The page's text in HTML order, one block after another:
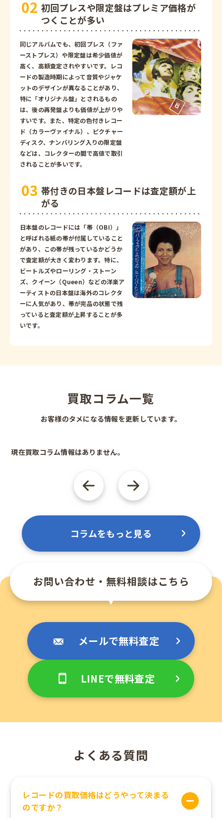
初回プレスや限定盤はプレミア価格が
つくことが多い
同じアルバムでも、初回プレス（ファ
ーストプレス）や限定盤は希少価値が
高く、高額査定されやすいです。レコ
ードの製造時期によって音質やジャケ
ットのデザインが異なることがあり、
特に「オリジナル盤」とされるもの
は、後の再発盤よりも価値が上がりや
すいです。また、特定の色付きレコー
ド（カラーヴァイナル）、ピクチャー
ディスク、ナンバリング入りの限定盤
などは、コレクターの間で高値で取引
されることが多いです。
帯付きの日本盤レコードは査定額が上
がる
日本盤のレコードには「帯（OBI）」
と呼ばれる紙の帯が付属していること
があり、この帯が残っているかどうか
で査定額が大きく変わります。特に、
ビートルズやローリング・ストーン
ズ、クイーン（Queen）などの洋楽ア
ーティストの日本盤は海外のコレクタ
ーに人気があり、帯が完品の状態で残
っていると査定額が上昇することが多
いです。
買取コラム一覧
お客様のタメになる情報を更新しています。
現在買取コラム情報はありません。
コラムをもっと見る
お問い合わせ・無料相談はこちら
メールで無料査定
LINEで無料査定
よくある質問
レコードの買取価格はどうやって決まる
のですか？